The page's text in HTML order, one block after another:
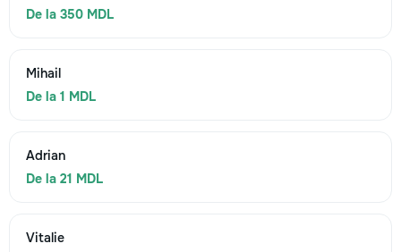
De la 350 MDL
Mihail
De la 1 MDL
Adrian
De la 21 MDL
Vitalie